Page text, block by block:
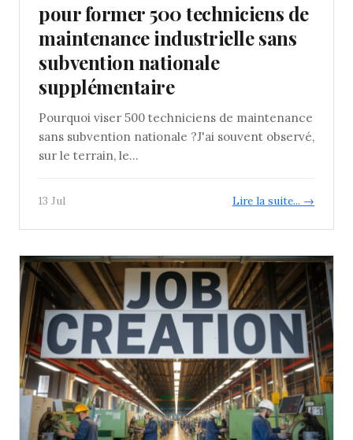
pour former 500 techniciens de
maintenance industrielle sans
subvention nationale
supplémentaire
Pourquoi viser 500 techniciens de maintenance
sans subvention nationale ?J'ai souvent observé,
sur le terrain, le...
13 Jul Lire la suite... →